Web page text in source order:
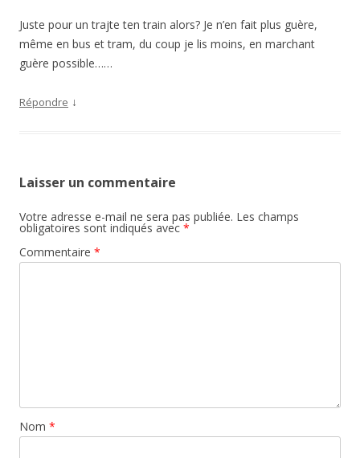
Juste pour un trajte ten train alors? Je n’en fait plus guère,
même en bus et tram, du coup je lis moins, en marchant
guère possible……
Répondre ↓
Laisser un commentaire
Votre adresse e-mail ne sera pas publiée. Les champs
obligatoires sont indiqués avec *
Commentaire *
Nom *